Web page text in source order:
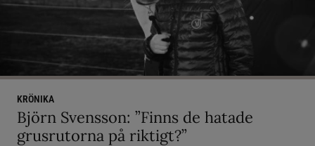
KRÖNIKA
Björn Svensson: ”Finns de hatade
grusrutorna på riktigt?”